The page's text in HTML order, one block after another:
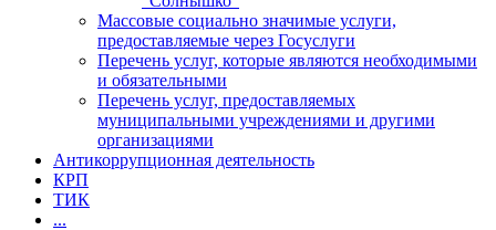
Массовые социально значимые услуги,
предоставляемые через Госуслуги
Перечень услуг, которые являются необходимыми
и обязательными
Перечень услуг, предоставляемых
муниципальными учреждениями и другими
организациями
Антикоррупционная деятельность
КРП
ТИК
...